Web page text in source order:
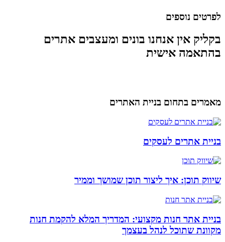
לפרטים נוספים
בקליק אין אנחנו בונים ומעצבים אתרים
בהתאמה אישית
מאמרים בתחום בניית האתרים
בניית אתרים לעסקים
שיווק תוכן: איך ליצור תוכן שמושך וממיר
בניית אתר חנות מקצועי: המדריך המלא להקמת חנות
מקוונת שתוכל לנהל בעצמך